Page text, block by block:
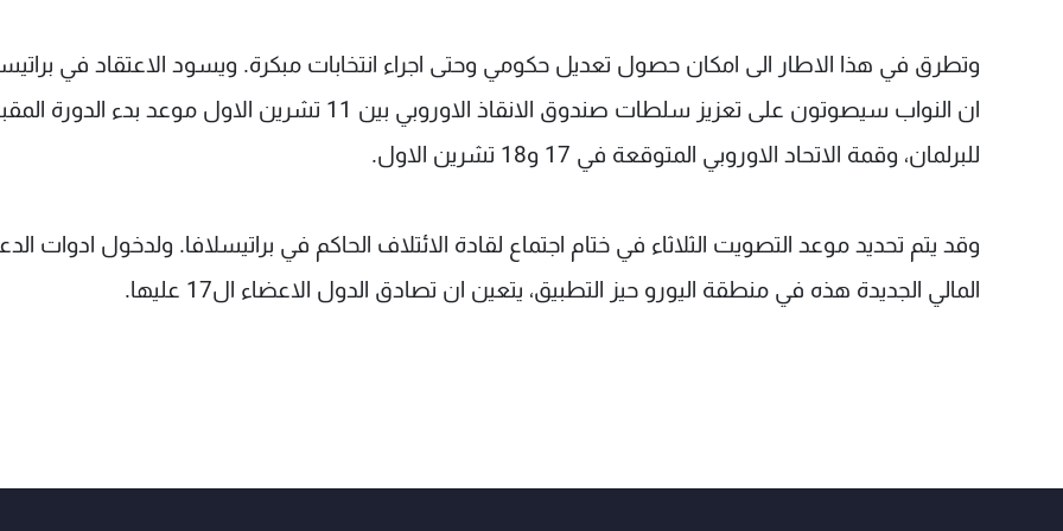
وتطرق في هذا الاطار الى امكان حصول تعديل حكومي وحتى اجراء انتخابات مبكرة. ويسود الاعتقاد في
ان النواب سيصوتون على تعزيز سلطات صندوق الانقاذ الاوروبي بين 11 تشرين الاول موعد بدء الدورة
للبرلمان، وقمة الاتحاد الاوروبي المتوقعة في 17 و18 تشرين الاول.
وقد يتم تحديد موعد التصويت الثلاثاء في ختام اجتماع لقادة الائتلاف الحاكم في براتيسلافا. ولدخول ادوات
المالي الجديدة هذه في منطقة اليورو حيز التطبيق، يتعين ان تصادق الدول الاعضاء ال17 عليها.